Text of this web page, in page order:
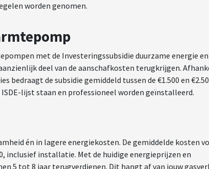
worden genomen.
met de Investeringssubsidie duurzame energie en
deel van de aanschafkosten terugkrijgen.
de subsidie gemiddeld tussen de €1.500 en
lijst staan en professioneel worden geïnstalleerd.
én in lagere energiekosten. De gemiddelde kosten
inclusief installatie. Met de huidige energieprijzen en
5 tot 8 jaar terugverdienen. Dit hangt af van jouw